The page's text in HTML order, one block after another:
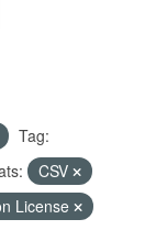
Tag:
CSV
License